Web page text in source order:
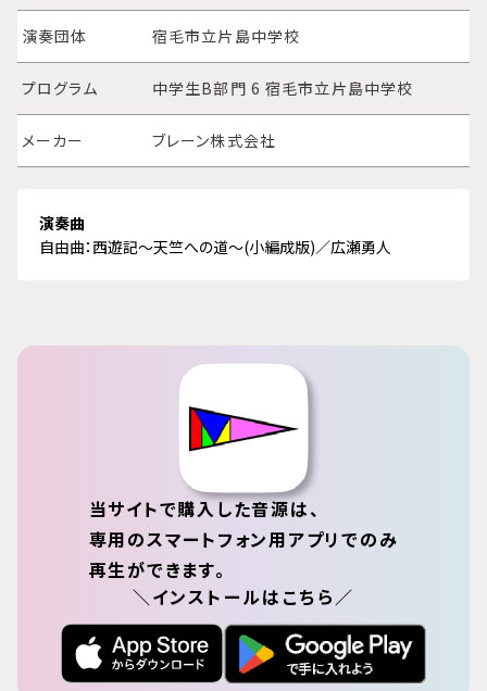
演奏団体 宿毛市立片島中学校
プログラム 中学生B部門 6 宿毛市立片島中学校
メーカー ブレーン株式会社
演奏曲
自由曲：西遊記～天竺への道～(小編成版)／広瀬勇人
当サイトで購入した音源は、
専用のスマートフォン用アプリでのみ
再生ができます。
＼インストールはこちら／